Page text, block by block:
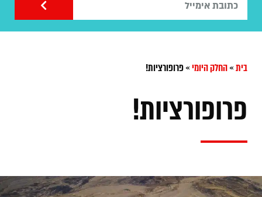
בית»החלק היומי»פרופורציות!
פרופורציות!